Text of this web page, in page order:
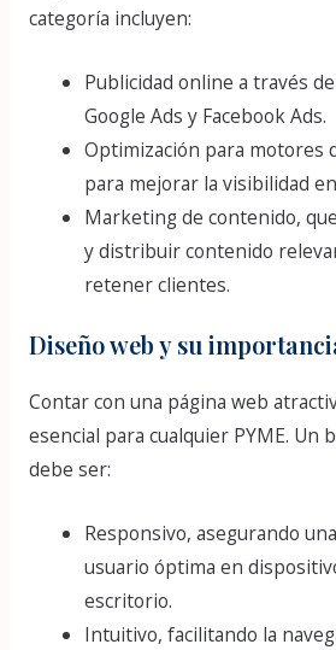
categoría incluyen:
Publicidad online a través
Google Ads y Facebook Ads.
Optimización para motores
para mejorar la visibilidad
Marketing de contenido,
y distribuir contenido
retener clientes.
Diseño web y su
Contar con una página web
esencial para cualquier PYME. Un
debe ser:
Responsivo, asegurando
usuario óptima en
escritorio.
Intuitivo, facilitando la